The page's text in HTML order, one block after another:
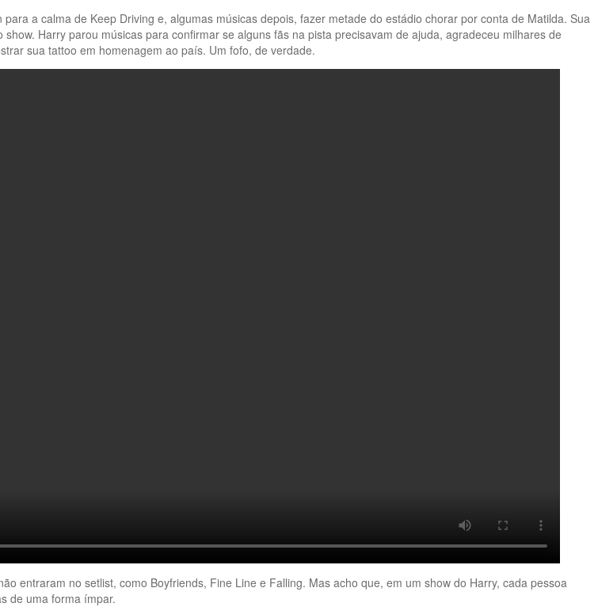
a calma de Keep Driving e, algumas músicas depois, fazer metade do estádio chorar por conta de Matilda. Sua
Harry parou músicas para confirmar se alguns fãs na pista precisavam de ajuda, agradeceu milhares de
sua tattoo em homenagem ao país. Um fofo, de verdade.
entraram no setlist, como Boyfriends, Fine Line e Falling. Mas acho que, em um show do Harry, cada pessoa
de uma forma ímpar.